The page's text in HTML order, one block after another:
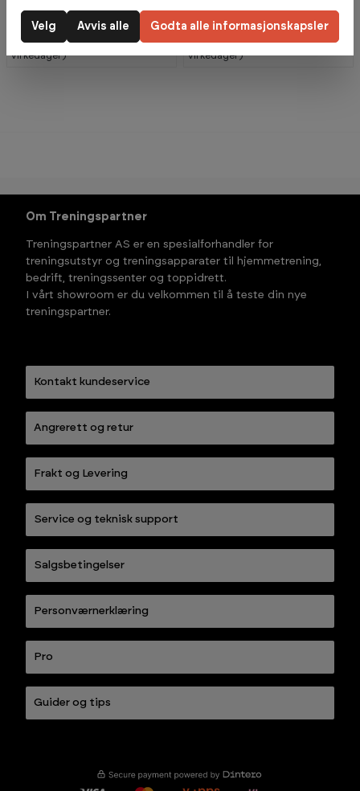
YogaMat
5+På lager (Leveringstid: 2-4
virkedager)
YogaMat Jute ECO
5+På lager (Leveringstid: 2-4
virkedager)
Om Treningspartner
Treningspartner AS er en spesialforhandler for
treningsutstyr og treningsapparater til hjemmetrening,
bedrift, treningssenter og toppidrett.
I vårt showroom er du velkommen til å teste din nye
treningspartner.
Kontakt kundeservice
Angrerett og retur
Frakt og Levering
Service og teknisk support
Salgsbetingelser
Personværnerklæring
Pro
Guider og tips
Avvis alle
Velg Godta alle informasjonskapsler